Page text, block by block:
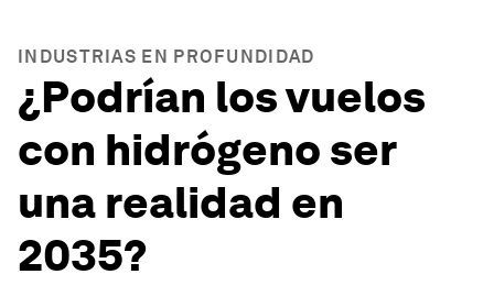
INDUSTRIAS EN PROFUNDIDAD
¿Podrían los vuelos
con hidrógeno ser
una realidad en
2035?